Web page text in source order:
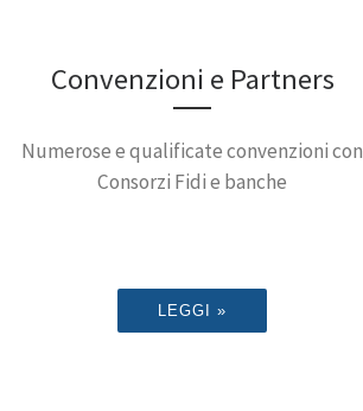
Convenzioni e Partners
Numerose e qualificate convenzioni con
Consorzi Fidi e banche
LEGGI »